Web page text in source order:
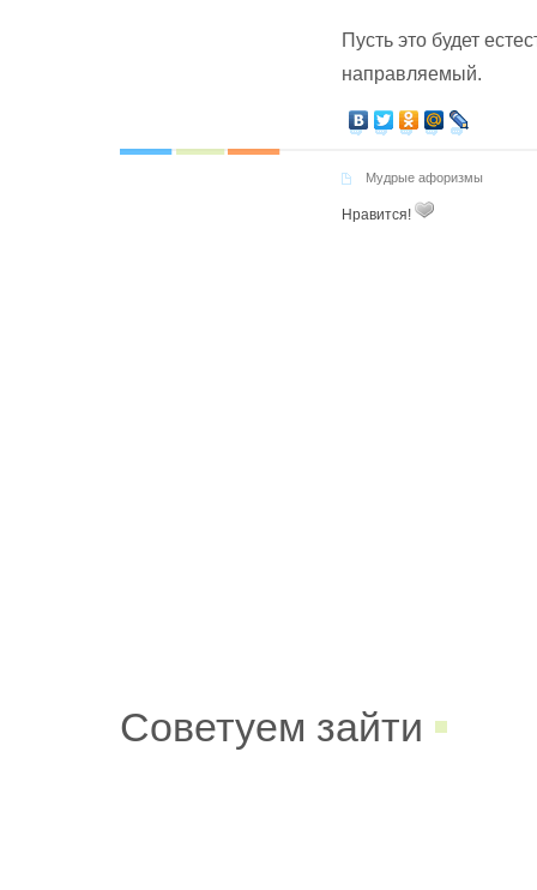
Пусть это будет
направляемый.
Мудрые афоризмы
Нравится!
Советуем зайти